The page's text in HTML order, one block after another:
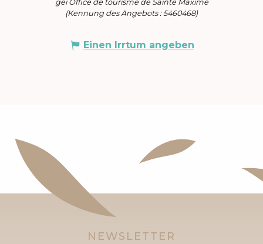
gei Office de tourisme de Sainte Maxime
(Kennung des Angebots :5460468)
Einen Irrtum angeben
NEWSLETTER